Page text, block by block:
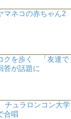
マネコの赤ちゃん2
クを歩く 「友達で
答が話題に
ュラロンコン大学
合唱